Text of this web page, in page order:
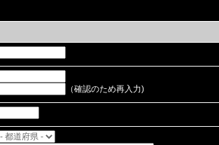
（確認のため再入力)